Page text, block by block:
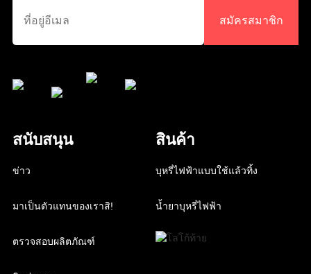
สมัครสมาชิก
สนับสนุน
ข่าว
มาเป็นตัวแทนของเราสิ!
ตรวจสอบผลิตภัณฑ์
สินค้า
บุหรี่ไฟฟ้าแบบใช้แล้วทิ้ง
น้ำยาบุหรี่ไฟฟ้า